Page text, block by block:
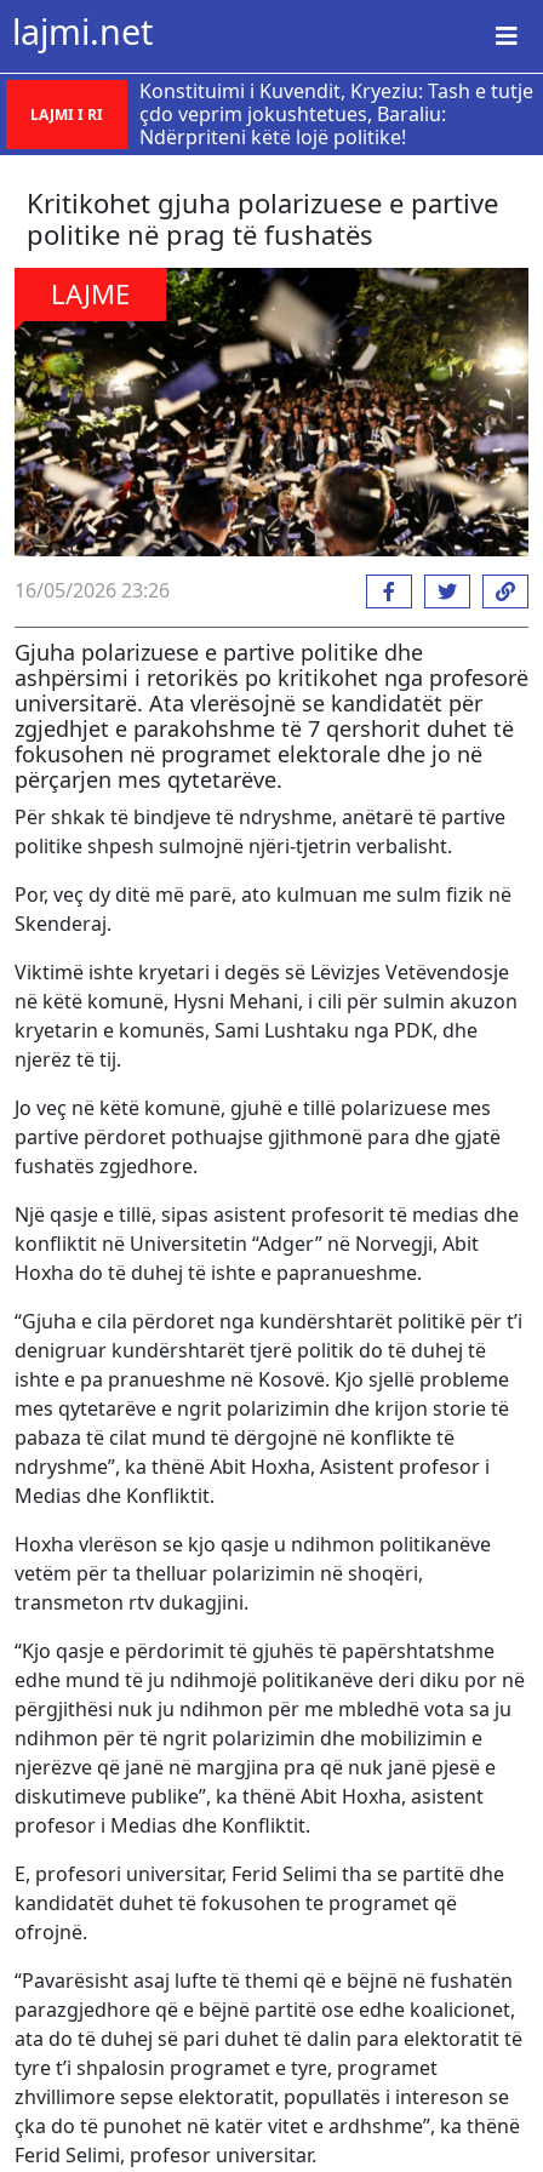
lajmi.net
LAJMI I RI
​Konstituimi i Kuvendit, Kryeziu: Tash e tutje
çdo veprim jokushtetues, Baraliu:
Ndërpriteni këtë lojë politike!
Kritikohet gjuha polarizuese e partive
politike në prag të fushatës
LAJME
16/05/2026 23:26
Gjuha polarizuese e partive politike dhe
ashpërsimi i retorikës po kritikohet nga profesorë
universitarë. Ata vlerësojnë se kandidatët për
zgjedhjet e parakohshme të 7 qershorit duhet të
fokusohen në programet elektorale dhe jo në
përçarjen mes qytetarëve.
Për shkak të bindjeve të ndryshme, anëtarë të partive
politike shpesh sulmojnë njëri-tjetrin verbalisht.
Por, veç dy ditë më parë, ato kulmuan me sulm fizik në
Skenderaj.
Viktimë ishte kryetari i degës së Lëvizjes Vetëvendosje
në këtë komunë, Hysni Mehani, i cili për sulmin akuzon
kryetarin e komunës, Sami Lushtaku nga PDK, dhe
njerëz të tij.
Jo veç në këtë komunë, gjuhë e tillë polarizuese mes
partive përdoret pothuajse gjithmonë para dhe gjatë
fushatës zgjedhore.
Një qasje e tillë, sipas asistent profesorit të medias dhe
konfliktit në Universitetin “Adger” në Norvegji, Abit
Hoxha do të duhej të ishte e papranueshme.
“Gjuha e cila përdoret nga kundërshtarët politikë për t’i
denigruar kundërshtarët tjerë politik do të duhej të
ishte e pa pranueshme në Kosovë. Kjo sjellë probleme
mes qytetarëve e ngrit polarizimin dhe krijon storie të
pabaza të cilat mund të dërgojnë në konflikte të
ndryshme”, ka thënë Abit Hoxha, Asistent profesor i
Medias dhe Konfliktit.
Hoxha vlerëson se kjo qasje u ndihmon politikanëve
vetëm për ta thelluar polarizimin në shoqëri,
transmeton rtv dukagjini.
“Kjo qasje e përdorimit të gjuhës të papërshtatshme
edhe mund të ju ndihmojë politikanëve deri diku por në
përgjithësi nuk ju ndihmon për me mbledhë vota sa ju
ndihmon për të ngrit polarizimin dhe mobilizimin e
njerëzve që janë në margjina pra që nuk janë pjesë e
diskutimeve publike”, ka thënë Abit Hoxha, asistent
profesor i Medias dhe Konfliktit.
E, profesori universitar, Ferid Selimi tha se partitë dhe
kandidatët duhet të fokusohen te programet që
ofrojnë.
“Pavarësisht asaj lufte të themi që e bëjnë në fushatën
parazgjedhore që e bëjnë partitë ose edhe koalicionet,
ata do të duhej së pari duhet të dalin para elektoratit të
tyre t’i shpalosin programet e tyre, programet
zhvillimore sepse elektoratit, popullatës i intereson se
çka do të punohet në katër vitet e ardhshme”, ka thënë
Ferid Selimi, profesor universitar.